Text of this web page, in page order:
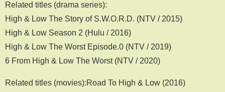
Related titles (drama series):
High & Low The Story of S.W.O.R.D. (NTV / 2015)
High & Low Season 2 (Hulu / 2016)
High & Low The Worst Episode.0 (NTV / 2019)
6 From High & Low The Worst (NTV / 2020)
Related titles (movies):Road To High & Low (2016)